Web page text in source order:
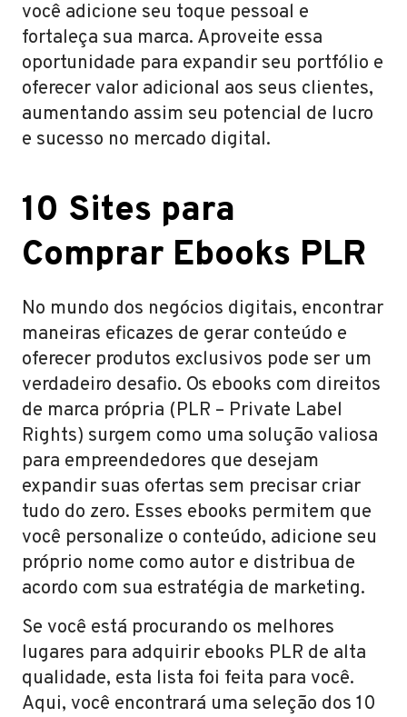
você adicione seu toque pessoal e
fortaleça sua marca. Aproveite essa
oportunidade para expandir seu portfólio e
oferecer valor adicional aos seus clientes,
aumentando assim seu potencial de lucro
e sucesso no mercado digital.
10 Sites para
Comprar Ebooks PLR
No mundo dos negócios digitais, encontrar
maneiras eficazes de gerar conteúdo e
oferecer produtos exclusivos pode ser um
verdadeiro desafio. Os ebooks com direitos
de marca própria (PLR – Private Label
Rights) surgem como uma solução valiosa
para empreendedores que desejam
expandir suas ofertas sem precisar criar
tudo do zero. Esses ebooks permitem que
você personalize o conteúdo, adicione seu
próprio nome como autor e distribua de
acordo com sua estratégia de marketing.
Se você está procurando os melhores
lugares para adquirir ebooks PLR de alta
qualidade, esta lista foi feita para você.
Aqui, você encontrará uma seleção dos 10